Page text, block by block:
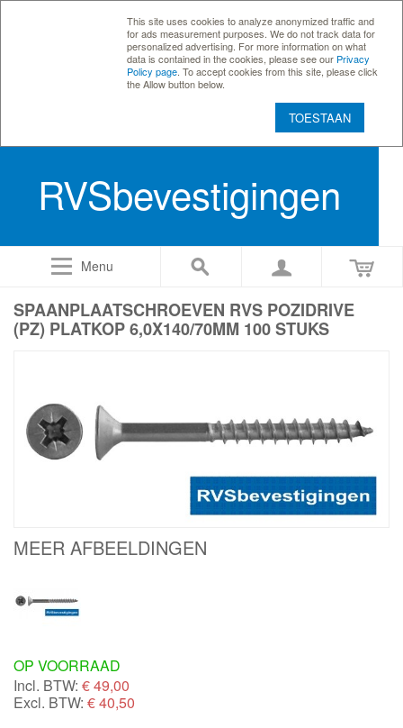
This site uses cookies to analyze anonymized traffic and
for ads measurement purposes. We do not track data for
personalized advertising. For more information on what
data is contained in the cookies, please see our Privacy
Policy page . To accept cookies from this site, please click
the Allow button below.
TOESTAAN
RVSbevestigingen
Menu
SPAANPLAATSCHROEVEN RVS POZIDRIVE
(PZ) PLATKOP 6,0X140/70MM 100 STUKS
MEER AFBEELDINGEN
OP VOORRAAD
Incl. BTW: €49,00
Excl. BTW: € 40,50